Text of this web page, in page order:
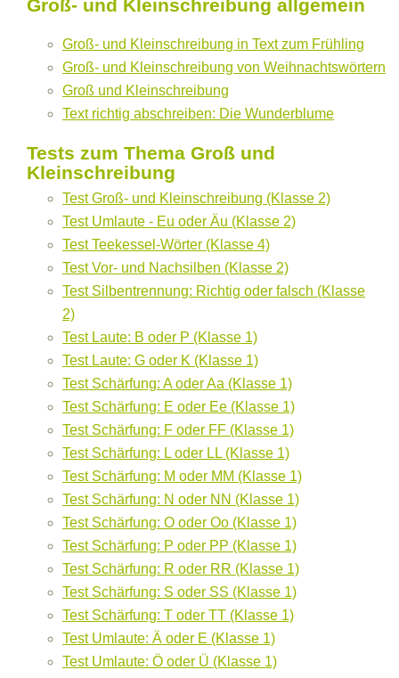
Groß- und Kleinschreibung allgemein
Groß- und Kleinschreibung in Text zum Frühling
Groß- und Kleinschreibung von Weihnachtswörtern
Groß und Kleinschreibung
Text richtig abschreiben: Die Wunderblume
Tests zum Thema Groß und
Kleinschreibung
Test Groß- und Kleinschreibung (Klasse 2)
Test Umlaute - Eu oder Äu (Klasse 2)
Test Teekessel-Wörter (Klasse 4)
Test Vor- und Nachsilben (Klasse 2)
Test Silbentrennung: Richtig oder falsch (Klasse
2)
Test Laute: B oder P (Klasse 1)
Test Laute: G oder K (Klasse 1)
Test Schärfung: A oder Aa (Klasse 1)
Test Schärfung: E oder Ee (Klasse 1)
Test Schärfung: F oder FF (Klasse 1)
Test Schärfung: L oder LL (Klasse 1)
Test Schärfung: M oder MM (Klasse 1)
Test Schärfung: N oder NN (Klasse 1)
Test Schärfung: O oder Oo (Klasse 1)
Test Schärfung: P oder PP (Klasse 1)
Test Schärfung: R oder RR (Klasse 1)
Test Schärfung: S oder SS (Klasse 1)
Test Schärfung: T oder TT (Klasse 1)
Test Umlaute: Ä oder E (Klasse 1)
Test Umlaute: Ö oder Ü (Klasse 1)